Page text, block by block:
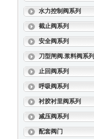
水力控制阀系列
截止阀系列
安全阀系列
刀型闸阀.浆料阀系列
止回阀系列
呼吸阀系列
衬胶衬里阀系列
减压阀系列
配套阀门